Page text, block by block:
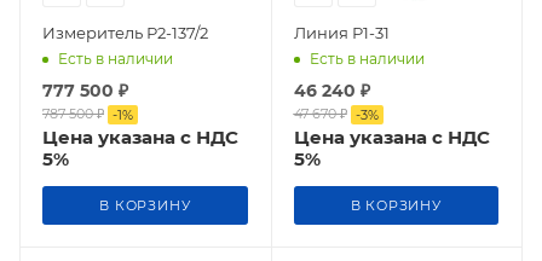
Измеритель Р2-137/2
Есть в наличии
777 500 ₽
787 500₽ -1%
Цена указана с НДС
5%
В КОРЗИНУ
Линия Р1-31
Есть в наличии
46 240 ₽
47 670₽ -3%
Цена указана с НДС
5%
В КОРЗИНУ